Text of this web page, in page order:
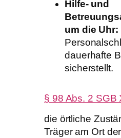
Hilfe- und
um die Uhr:
dauerhafte
sicherstellt.
§ 98 Abs. 2 SGB
die örtliche
Träger am Ort